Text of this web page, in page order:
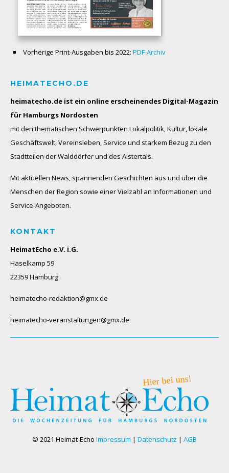
Vorherige Print-Ausgaben bis 2022: PDF-Archiv
HEIMATECHO.DE
heimatecho.de ist ein online erscheinendes Digital-Magazin
für Hamburgs Nordosten
mit den thematischen Schwerpunkten Lokalpolitik, Kultur, lokale
Geschäftswelt, Vereinsleben, Service und starkem Bezug zu den
Stadtteilen der Walddörfer und des Alstertals.
Mit aktuellen News, spannenden Geschichten aus und über die
Menschen der Region sowie einer Vielzahl an Informationen und
Service-Angeboten.
KONTAKT
HeimatEcho e.V. i.G.
Haselkamp 59
22359 Hamburg
heimatecho-redaktion@gmx.de
heimatecho-veranstaltungen@gmx.de
© 2021 Heimat-Echo Impressum | Datenschutz | AGB